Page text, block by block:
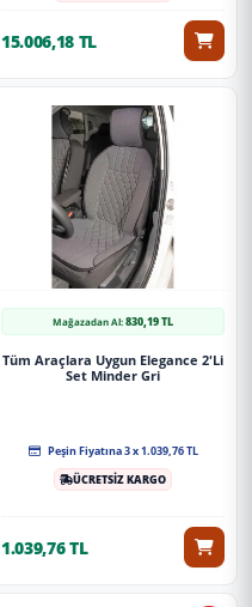
15.006,18 TL
Mağazadan Al:830,19 TL
Tüm Araçlara Uygun Elegance 2'Li
Set Minder Gri
Peşin Fiyatına 3 x 1.039,76 TL
ÜCRETSİZ KARGO
1.039,76 TL